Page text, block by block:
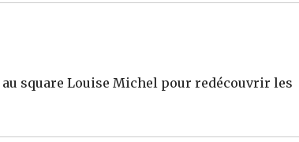
au square Louise Michel pour redécouvrir les